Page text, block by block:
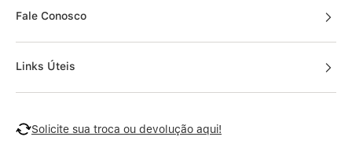
Fale Conosco
Links Úteis
Solicite sua troca ou devolução aqui!